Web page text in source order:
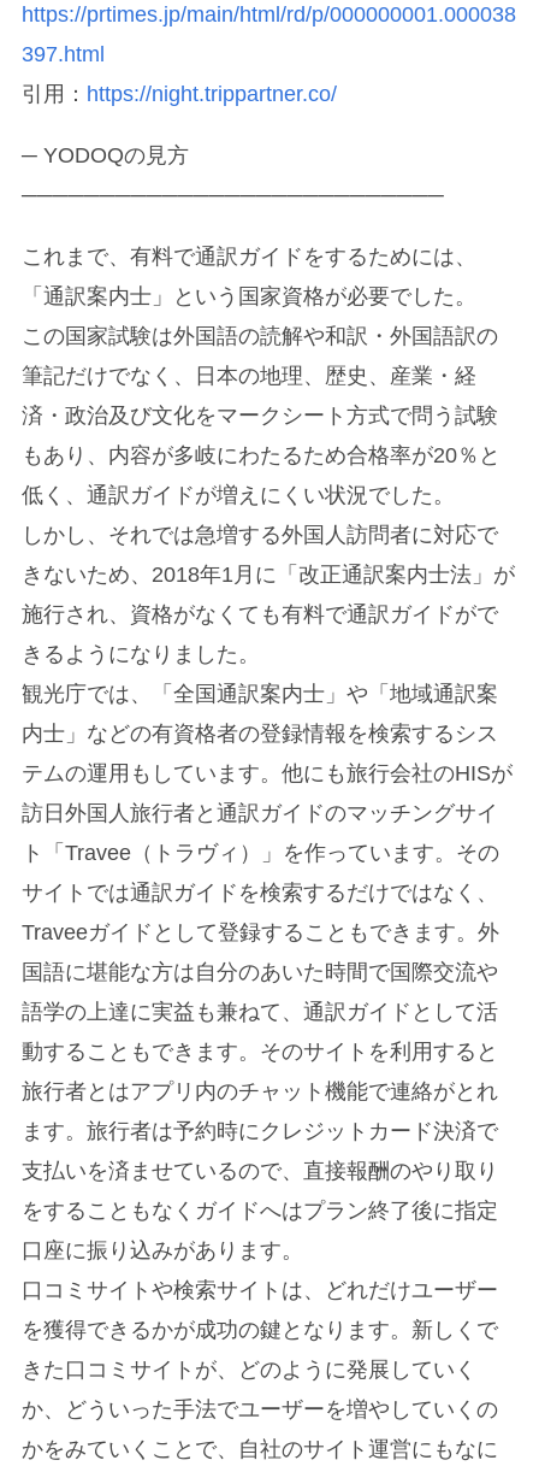
https://prtimes.jp/main/html/rd/p/000000001.000038
397.html
引用： https://night.trippartner.co/
─ YODOQの見方
───────────────────────────
これまで、有料で通訳ガイドをするためには、
「通訳案内士」という国家資格が必要でした。
この国家試験は外国語の読解や和訳・外国語訳の
筆記だけでなく、日本の地理、歴史、産業・経
済・政治及び文化をマークシート方式で問う試験
もあり、内容が多岐にわたるため合格率が20％と
低く、通訳ガイドが増えにくい状況でした。
しかし、それでは急増する外国人訪問者に対応で
きないため、2018年1月に「改正通訳案内士法」が
施行され、資格がなくても有料で通訳ガイドがで
きるようになりました。
観光庁では、「全国通訳案内士」や「地域通訳案
内士」などの有資格者の登録情報を検索するシス
テムの運用もしています。他にも旅行会社のHISが
訪日外国人旅行者と通訳ガイドのマッチングサイ
ト「Travee（トラヴィ）」を作っています。その
サイトでは通訳ガイドを検索するだけではなく、
Traveeガイドとして登録することもできます。外
国語に堪能な方は自分のあいた時間で国際交流や
語学の上達に実益も兼ねて、通訳ガイドとして活
動することもできます。そのサイトを利用すると
旅行者とはアプリ内のチャット機能で連絡がとれ
ます。旅行者は予約時にクレジットカード決済で
支払いを済ませているので、直接報酬のやり取り
をすることもなくガイドへはプラン終了後に指定
口座に振り込みがあります。
口コミサイトや検索サイトは、どれだけユーザー
を獲得できるかが成功の鍵となります。新しくで
きた口コミサイトが、どのように発展していく
か、どういった手法でユーザーを増やしていくの
かをみていくことで、自社のサイト運営にもなに